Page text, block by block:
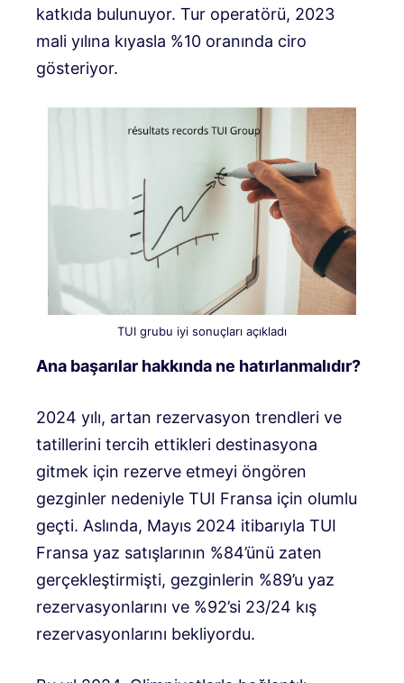
katkıda bulunuyor. Tur operatörü, 2023
mali yılına kıyasla %10 oranında ciro
gösteriyor.
TUI grubu iyi sonuçları açıkladı
Ana başarılar hakkında ne hatırlanmalıdır?
2024 yılı, artan rezervasyon trendleri ve
tatillerini tercih ettikleri destinasyona
gitmek için rezerve etmeyi öngören
gezginler nedeniyle TUI Fransa için olumlu
geçti. Aslında, Mayıs 2024 itibarıyla TUI
Fransa yaz satışlarının %84’ünü zaten
gerçekleştirmişti, gezginlerin %89’u yaz
rezervasyonlarını ve %92’si 23/24 kış
rezervasyonlarını bekliyordu.